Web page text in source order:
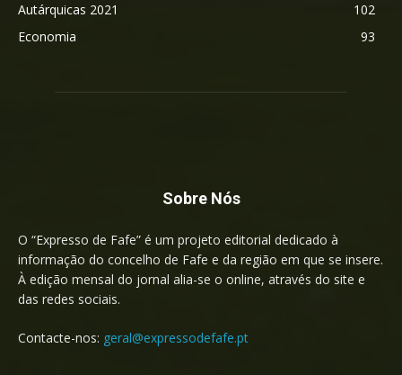
Autárquicas 2021
102
Economia
93
Sobre Nós
O “Expresso de Fafe” é um projeto editorial dedicado à
informação do concelho de Fafe e da região em que se insere.
À edição mensal do jornal alia-se o online, através do site e
das redes sociais.
Contacte-nos: geral@expressodefafe.pt